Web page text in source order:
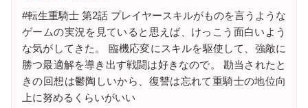
#転生重騎士 第2話 プレイヤースキルがものを言うような
ゲームの実況を見ていると思えば、けっこう面白いよう
な気がしてきた。 臨機応変にスキルを駆使して、強敵に
勝つ最適解を導き出す戦闘は好きなので。 勘当されたと
きの回想は鬱陶しいから、復讐は忘れて重騎士の地位向
上に努めるくらいがいい